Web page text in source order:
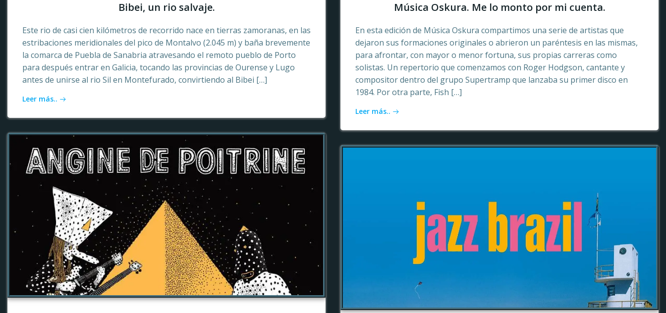
Bibei, un rio salvaje.
Este rio de casi cien kilómetros de recorrido nace en tierras zamoranas, en las
estribaciones meridionales del pico de Montalvo (2.045 m) y baña brevemente
la comarca de Puebla de Sanabria atravesando el remoto pueblo de Porto
para después entrar en Galicia, tocando las provincias de Ourense y Lugo
antes de unirse al rio Sil en Montefurado, convirtiendo al Bibei […]
Leer más..
Música Oskura. Me lo monto por mi cuenta.
En esta edición de Música Oskura compartimos una serie de artistas que
dejaron sus formaciones originales o abrieron un paréntesis en las mismas,
para afrontar, con mayor o menor fortuna, sus propias carreras como
solistas. Un repertorio que comenzamos con Roger Hodgson, cantante y
compositor dentro del grupo Supertramp que lanzaba su primer disco en
1984. Por otra parte, Fish […]
Leer más..